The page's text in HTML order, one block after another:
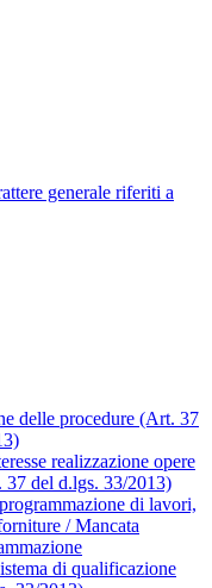
generale riferiti a
delle procedure (Art. 37
realizzazione opere
del d.lgs. 33/2013)
di lavori,
/ Mancata
di qualificazione